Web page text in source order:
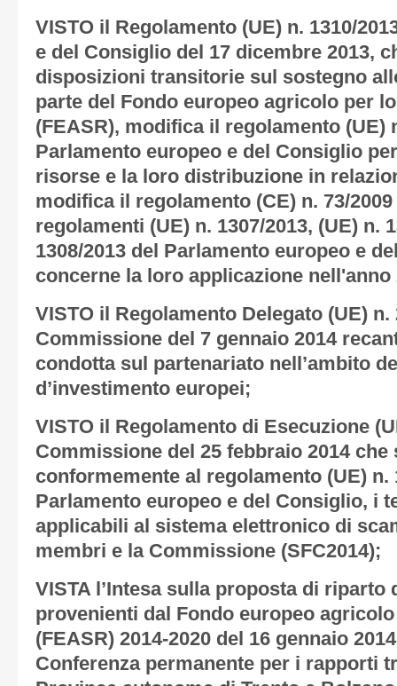
VISTO il Regolamento (UE) n. 1310/
e del Consiglio del 17 dicembre 2013,
disposizioni transitorie sul sostegno
parte del Fondo europeo agricolo per
(FEASR), modifica il regolamento (UE)
Parlamento europeo e del Consiglio
risorse e la loro distribuzione in
modifica il regolamento (CE) n. 73/
regolamenti (UE) n. 1307/2013, (UE) n.
1308/2013 del Parlamento europeo e
concerne la loro applicazione nell'anno
VISTO il Regolamento Delegato (UE) n.
Commissione del 7 gennaio 2014
condotta sul partenariato nell’ambito
d’investimento europei;
VISTO il Regolamento di Esecuzione
Commissione del 25 febbraio 2014 che
conformemente al regolamento (UE) n.
Parlamento europeo e del Consiglio, i
applicabili al sistema elettronico di
membri e la Commissione (SFC2014);
VISTA l’Intesa sulla proposta di riparto
provenienti dal Fondo europeo
(FEASR) 2014-2020 del 16 gennaio
Conferenza permanente per i rapporti